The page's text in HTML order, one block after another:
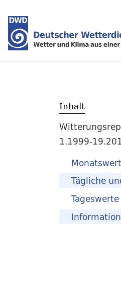
Inhalt
1.1999-
Tägliche
Information